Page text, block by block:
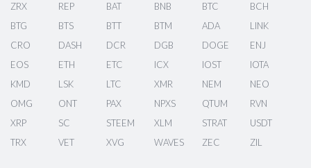
ZRX REP BAT BNB BTC
BCH
BTG
BTS BTT BTM ADA
LINK
CRO
DASH DCR DGB DOGE
ENJ
EOS
ETH ETC ICX IOST
IOTA
KMD
LSK LTC XMR NEM
NEO
OMG
ONT PAX NPXS QTUM
RVN
XRP
SC STEEM XLM STRAT
USDT
TRX
VET XVG WAVES ZEC ZIL